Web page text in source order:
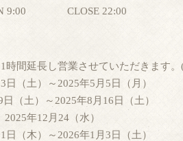
9:00 CLOSE 22:00
時間延長し営業させていただきます。
日（土）～2025年5月5日（月）
日（土）～2025年8月16日（土）
2025年12月24（水）
日（木）～2026年1月3日（土）